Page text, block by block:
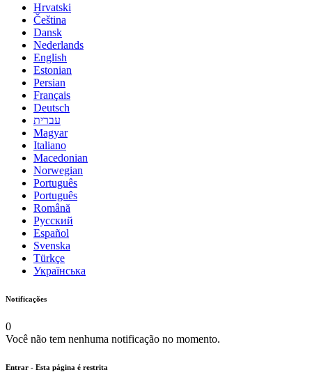
Hrvatski
Čeština
Dansk
Nederlands
English
Estonian
Persian
Français
Deutsch
עברית
Magyar
Italiano
Macedonian
Norwegian
Português
Português
Română
Русский
Español
Svenska
Türkçe
Українська
Notificações
0
Você não tem nenhuma notificação no momento.
Entrar - Esta página é restrita